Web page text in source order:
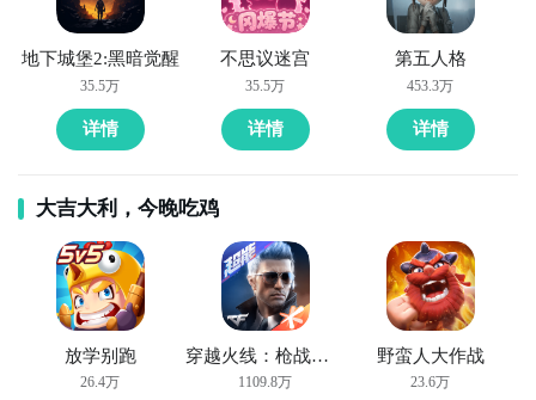
地下城堡2:黑暗觉醒
35.5万
详情
不思议迷宫
35.5万
详情
第五人格
453.3万
详情
大吉大利，今晚吃鸡
放学别跑
26.4万
穿越火线：枪战王者
1109.8万
野蛮人大作战
23.6万